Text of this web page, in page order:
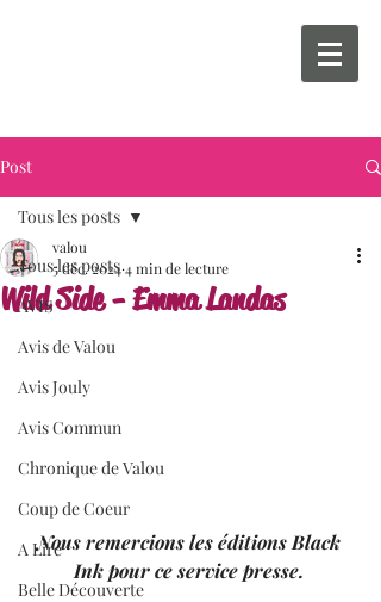
Post
Tous les posts
AVIS
Avis de Valou
Avis Jouly
Avis Commun
Chronique de Valou
Coup de Coeur
A Lire
Belle Découverte
Tous les posts
Wild Side - Emma Landas
valou
5 déc. 20244 min de lecture
Nous remercions les éditions Black
Ink pour ce service presse.